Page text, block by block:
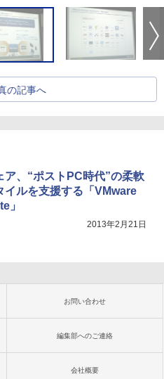
の記事へ
ア、“ポストPC時代”の柔軟
イルを支援する「VMware
」
2013年2月21日
お問い合わせ
編集部へのご連絡
会社概要